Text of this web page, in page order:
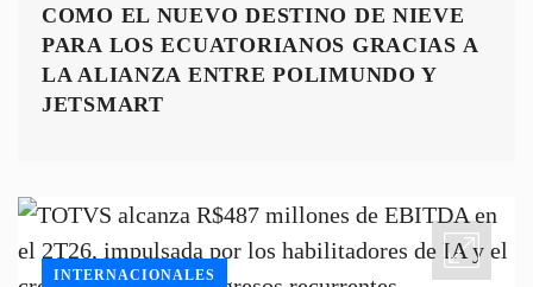
COMO EL NUEVO DESTINO DE NIEVE
PARA LOS ECUATORIANOS GRACIAS A
LA ALIANZA ENTRE POLIMUNDO Y
JETSMART
INTERNACIONALES